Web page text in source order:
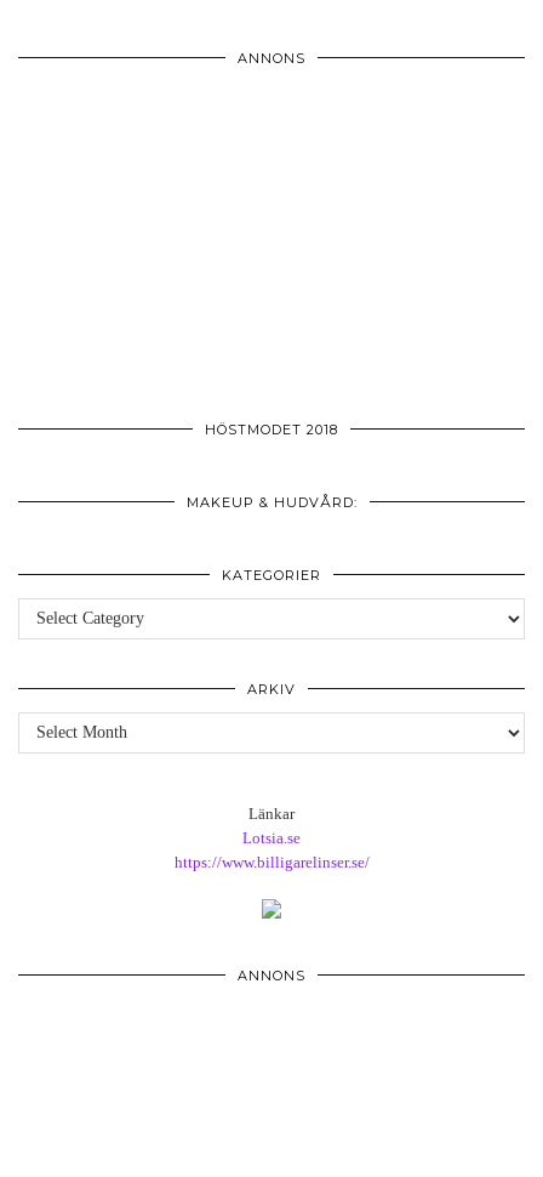
ANNONS
HÖSTMODET 2018
MAKEUP & HUDVÅRD:
KATEGORIER
Kategorier
ARKIV
Arkiv
Länkar
Lotsia.se
https://www.billigarelinser.se/
ANNONS